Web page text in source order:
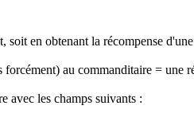
en obtenant la récompense
au commanditaire = une
avec les champs suivants :